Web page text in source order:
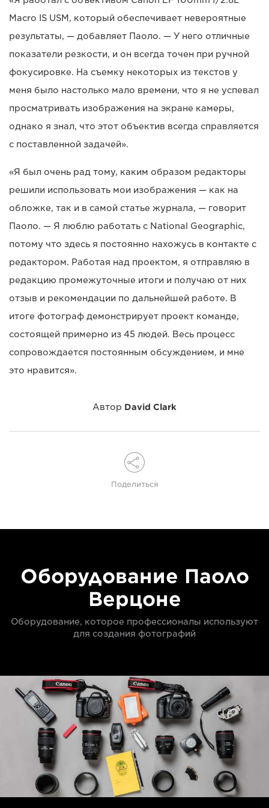
Macro IS USM, который обеспечивает невероятные
результаты, — добавляет Паоло. — У него отличные
показатели резкости, и он всегда точен при ручной
фокусировке. На съемку некоторых из текстов у
меня было настолько мало времени, что я не успевал
просматривать изображения на экране камеры,
однако я знал, что этот объектив всегда справляется
с поставленной задачей».
«Я был очень рад тому, каким образом редакторы
решили использовать мои изображения — как на
обложке, так и в самой статье журнала, — говорит
Паоло. — Я люблю работать с National Geographic,
потому что здесь я постоянно нахожусь в контакте с
редактором. Работая над проектом, я отправляю в
редакцию промежуточные итоги и получаю от них
отзыв и рекомендации по дальнейшей работе. В
итоге фотограф демонстрирует проект команде,
состоящей примерно из 45 людей. Весь процесс
сопровождается постоянным обсуждением, и мне
это нравится».
Автор David Clark
Поделиться
Оборудование Паоло
Верцоне
Оборудование, которое профессионалы используют
для создания фотографий